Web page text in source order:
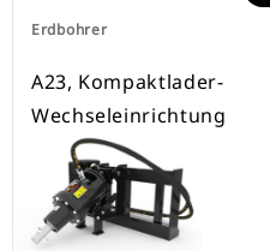
Erdbohrer
A23, Kompaktlader-
Wechseleinrichtung